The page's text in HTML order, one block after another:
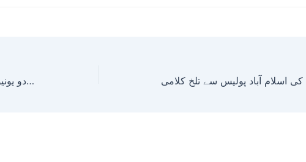
کراچی؛ وفاقی اردو یونیورسٹی میں پولیس تھانہ قائم کر دیا گیا